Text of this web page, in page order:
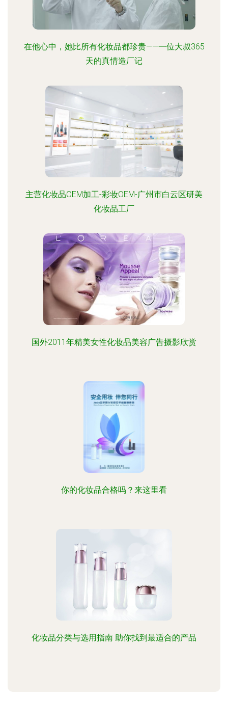
在他心中，她比所有化妆品都珍贵——一位大叔365
天的真情造厂记
主营化妆品OEM加工-彩妆OEM-广州市白云区研美
化妆品工厂
国外2011年精美女性化妆品美容广告摄影欣赏
你的化妆品合格吗？来这里看
化妆品分类与选用指南 助你找到最适合的产品